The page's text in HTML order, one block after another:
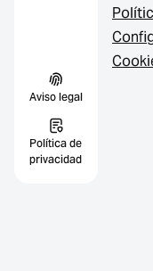
Aviso legal
Política de
privacidad